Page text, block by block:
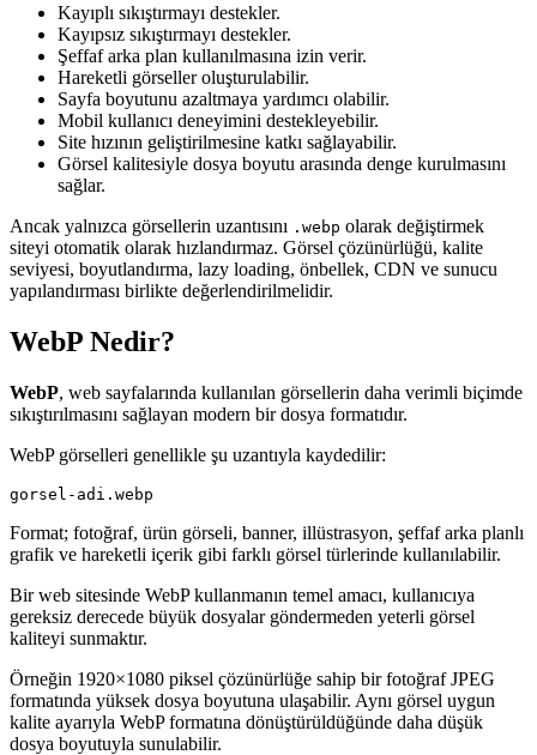
Kayıplı sıkıştırmayı destekler.
Kayıpsız sıkıştırmayı destekler.
Şeffaf arka plan kullanılmasına izin verir.
Hareketli görseller oluşturulabilir.
Sayfa boyutunu azaltmaya yardımcı olabilir.
Mobil kullanıcı deneyimini destekleyebilir.
Site hızının geliştirilmesine katkı sağlayabilir.
Görsel kalitesiyle dosya boyutu arasında denge kurulmasını
sağlar.
Ancak yalnızca görsellerin uzantısını .webp olarak değiştirmek
siteyi otomatik olarak hızlandırmaz. Görsel çözünürlüğü, kalite
seviyesi, boyutlandırma, lazy loading, önbellek, CDN ve sunucu
yapılandırması birlikte değerlendirilmelidir.
WebP Nedir?
WebP, web sayfalarında kullanılan görsellerin daha verimli biçimde
sıkıştırılmasını sağlayan modern bir dosya formatıdır.
WebP görselleri genellikle şu uzantıyla kaydedilir:
Format; fotoğraf, ürün görseli, banner, illüstrasyon, şeffaf arka planlı
grafik ve hareketli içerik gibi farklı görsel türlerinde kullanılabilir.
Bir web sitesinde WebP kullanmanın temel amacı, kullanıcıya
gereksiz derecede büyük dosyalar göndermeden yeterli görsel
kaliteyi sunmaktır.
Örneğin 1920×1080 piksel çözünürlüğe sahip bir fotoğraf JPEG
formatında yüksek dosya boyutuna ulaşabilir. Aynı görsel uygun
kalite ayarıyla WebP formatına dönüştürüldüğünde daha düşük
dosya boyutuyla sunulabilir.